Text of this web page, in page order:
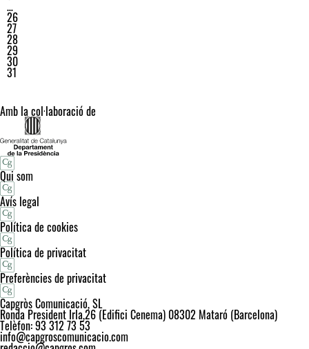
…
26
27
28
29
30
31
Amb la col·laboració de
Qui som
Avís legal
Política de cookies
Política de privacitat
Preferències de privacitat
Capgròs Comunicació, SL
Ronda President Irla,26 (Edifici Cenema) 08302 Mataró (Barcelona)
Telèfon: 93 312 73 53
info@capgroscomunicacio.com